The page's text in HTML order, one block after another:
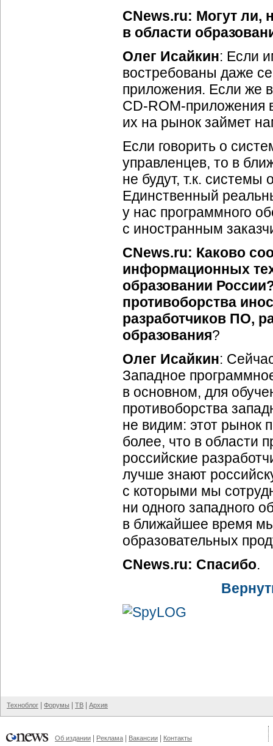
CNews.ru: Могут ли,
в области
Олег Исайкин: Если
востребованы даже
приложения. Если же
CD-ROM-приложения
их на рынок займет
Если говорить о
управленцев, то в
не будут, т.к. системы
Единственный
у нас программного
с иностранным
CNews.ru: Каково
информационных
образовании
противоборства
разработчиков ПО,
образования?
Олег Исайкин:
Западное
в основном, для
противоборства
не видим: этот рынок
более, что в области
российские
лучше знают
с которыми мы
ни одного западного
в ближайшее время
образовательных
CNews.ru: Спасибо.
Техноблог Форумы ТВ Архив
Об издании Реклама Вакансии Контакты